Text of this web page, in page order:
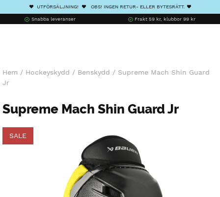
❤️ UTFÖRSÄLJNING! ❤️ OBS! INGEN RETUR- ELLER BYTESRÄTT. ❤️
Snabba leveranser Frakt 59 kr, klubbor 99 kr
Hem / Hockeyskydd / Benskydd / Supreme Mach Shin Guard
Jr
Supreme Mach Shin Guard Jr
SALE